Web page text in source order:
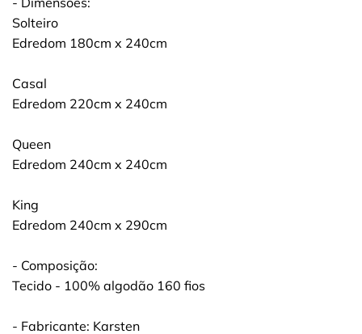
Solteiro
Edredom 180cm x 240cm
Casal
Edredom 220cm x 240cm
Queen
Edredom 240cm x 240cm
King
Edredom 240cm x 290cm
- Composição:
Tecido - 100% algodão 160 fios
- Fabricante: Karsten